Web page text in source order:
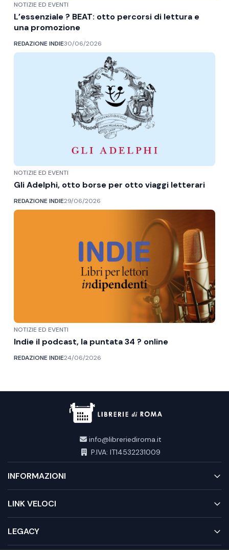
NOTIZIE ED EVENTI
L’essenziale ? BEAT: otto percorsi di lettura e
una promozione
REDAZIONE INDIE30/06/2026
NOTIZIE ED EVENTI
Gli Adelphi, otto borse per otto viaggi letterari
REDAZIONE INDIE29/06/2026
NOTIZIE ED EVENTI
Indie il podcast, la puntata 34 ? online
REDAZIONE INDIE24/06/2026
info@libreriediroma.it
P.IVA: IT14532231009
INFORMAZIONI
LINK VELOCI
LEGACY